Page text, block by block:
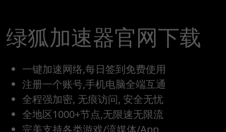
绿狐加速器官网下载
一键加速网络,每日签到免费使用
注册一个账号,手机电脑全端互通
全程强加密, 无痕访问, 安全无忧
全地区1000+节点,无限速无限流
完美支持各类游戏/流媒体/App